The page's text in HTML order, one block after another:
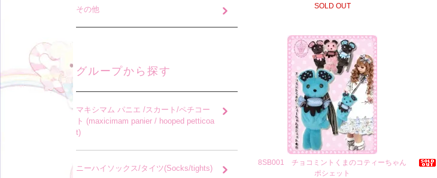
SOLD OUT
8SB001 チョコミントくまのコティーちゃん
ポシェット
その他
グループから探す
マキシマム パニエ /スカート/ペチコー
ト (maxicimam panier / hooped petticoa
t)
ニーハイソックス/タイツ(Socks/tights)